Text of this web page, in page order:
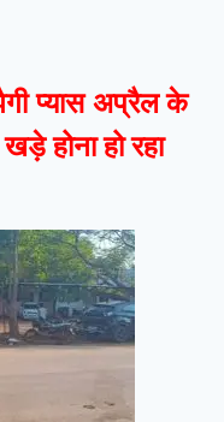
प्यासअप्रैल के
होना हो रहा